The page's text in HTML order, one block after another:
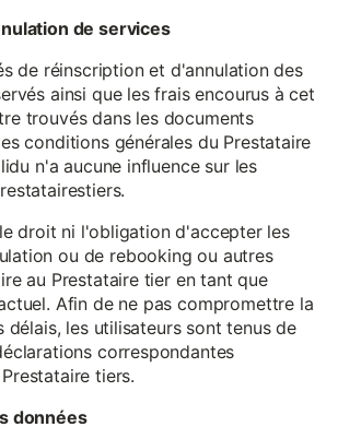
de services
de réinscription et d'annulation des
ainsi que les frais encourus à cet
trouvés dans les documents
conditions générales du Prestataire
n'a aucune influence sur les
droit ni l'obligation d'accepter les
ou de rebooking ou autres
au Prestataire tier en tant que
Afin de ne pas compromettre la
délais, les utilisateurs sont tenus de
correspondantes
tiers.
données